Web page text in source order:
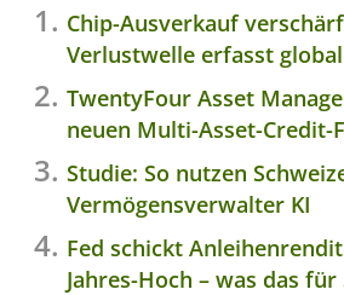
Chip-Ausverkauf
Verlustwelle erfasst
TwentyFour Asset
neuen Multi-Asset-Credit-
Studie: So nutzen
Vermögensverwalter KI
Fed schickt
Jahres-Hoch – was das